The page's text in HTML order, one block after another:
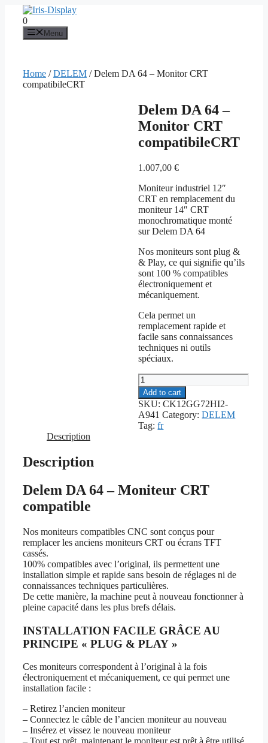
contenu
0
Menu
Home /DELEM / Delem DA 64 – Monitor CRT
compatibileCRT
Delem DA 64 –
Monitor CRT
compatibileCRT
1.007,00€
Moniteur industriel 12″
CRT en remplacement du
moniteur 14″ CRT
monochromatique monté
sur Delem DA 64
Nos moniteurs sont plug &
& Play, ce qui signifie qu’ils
sont 100 % compatibles
électroniquement et
mécaniquement.
Cela permet un
remplacement rapide et
facile sans connaissances
techniques ni outils
spéciaux.
Delem
DA
64
-
Monitor
CRT
Add to cart
SKU:CK12GG72HI2-
A941 Category:DELEM
Tag:fr
Description
Description
Delem DA 64 – Moniteur CRT
compatible
Nos moniteurs compatibles CNC sont conçus pour
remplacer les anciens moniteurs CRT ou écrans TFT
cassés.
100% compatibles avec l’original, ils permettent une
installation simple et rapide sans besoin de réglages ni de
connaissances techniques particulières.
De cette manière, la machine peut à nouveau fonctionner à
pleine capacité dans les plus brefs délais.
INSTALLATION FACILE GRÂCE AU
PRINCIPE « PLUG & PLAY »
Ces moniteurs correspondent à l’original à la fois
électroniquement et mécaniquement, ce qui permet une
installation facile :
– Retirez l’ancien moniteur
– Connectez le câble de l’ancien moniteur au nouveau
– Insérez et vissez le nouveau moniteur